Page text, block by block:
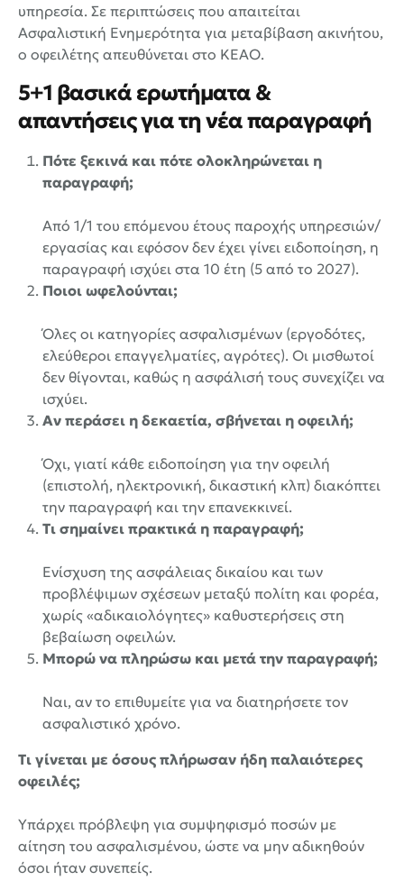
υπηρεσία. Σε περιπτώσεις που απαιτείται
Ασφαλιστική Ενημερότητα για μεταβίβαση ακινήτου,
ο οφειλέτης απευθύνεται στο ΚΕΑΟ.
5+1 βασικά ερωτήματα &
απαντήσεις για τη νέα παραγραφή
Πότε ξεκινά και πότε ολοκληρώνεται η
παραγραφή;
Από 1/1 του επόμενου έτους παροχής υπηρεσιών/
εργασίας και εφόσον δεν έχει γίνει ειδοποίηση, η
παραγραφή ισχύει στα 10 έτη (5 από το 2027).
Ποιοι ωφελούνται;
Όλες οι κατηγορίες ασφαλισμένων (εργοδότες,
ελεύθεροι επαγγελματίες, αγρότες). Οι μισθωτοί
δεν θίγονται, καθώς η ασφάλισή τους συνεχίζει να
ισχύει.
Αν περάσει η δεκαετία, σβήνεται η οφειλή;
Όχι, γιατί κάθε ειδοποίηση για την οφειλή
(επιστολή, ηλεκτρονική, δικαστική κλπ) διακόπτει
την παραγραφή και την επανεκκινεί.
Τι σημαίνει πρακτικά η παραγραφή;
Ενίσχυση της ασφάλειας δικαίου και των
προβλέψιμων σχέσεων μεταξύ πολίτη και φορέα,
χωρίς «αδικαιολόγητες» καθυστερήσεις στη
βεβαίωση οφειλών.
Μπορώ να πληρώσω και μετά την παραγραφή;
Ναι, αν το επιθυμείτε για να διατηρήσετε τον
ασφαλιστικό χρόνο.
Τι γίνεται με όσους πλήρωσαν ήδη παλαιότερες
οφειλές;
Υπάρχει πρόβλεψη για συμψηφισμό ποσών με
αίτηση του ασφαλισμένου, ώστε να μην αδικηθούν
όσοι ήταν συνεπείς.